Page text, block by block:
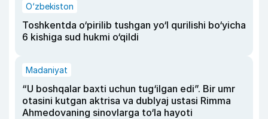
O‘zbekiston
Toshkentda o‘pirilib tushgan yo‘l qurilishi bo‘yicha
6 kishiga sud hukmi o‘qildi
Madaniyat
“U boshqalar baxti uchun tug‘ilgan edi”. Bir umr
otasini kutgan aktrisa va dublyaj ustasi Rimma
Ahmedovaning sinovlarga to‘la hayoti